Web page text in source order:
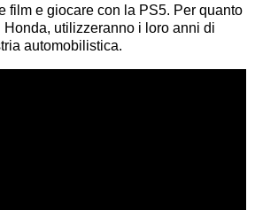
film e giocare con la PS5. Per quanto
utilizzeranno i loro anni di
automobilistica.